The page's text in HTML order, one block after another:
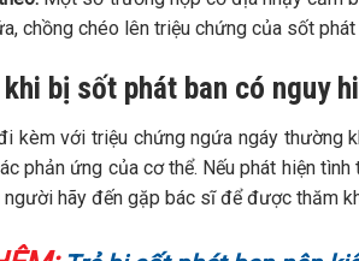
chồng chéo lên triệu chứng của sốt phát
bị sốt phát ban có nguy
kèm với triệu chứng ngứa ngáy thường
phản ứng của cơ thể. Nếu phát hiện
hãy đến gặp bác sĩ để được thăm